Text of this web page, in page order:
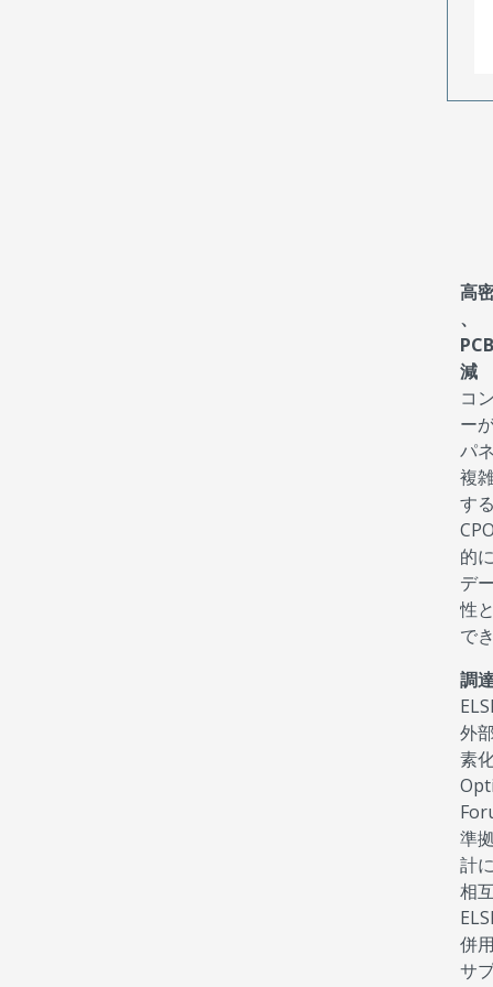
高
、
減
コ
ー
パ
複
す
的
デ
性
で
調
外
素
準
計
相
併
サ